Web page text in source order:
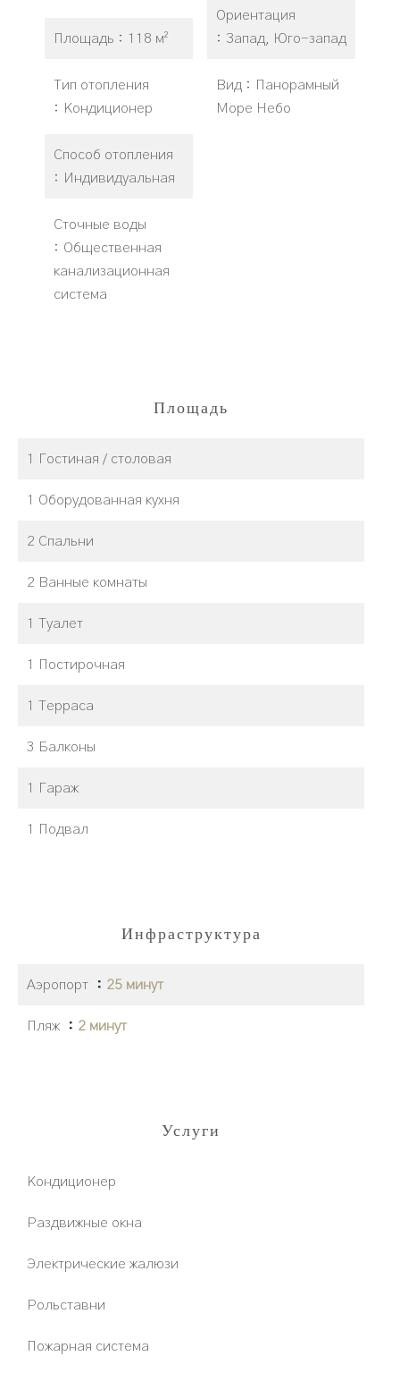
Площадь 118 м²
Тип отопления
Кондиционер
Способ отопления
Индивидуальная
Сточные воды
Общественная
канализационная
система
Ориентация
Запад, Юго-запад
Вид
Панорамный
Море Небо
Площадь
1 Гостиная / столовая
1 Оборудованная кухня
2 Спальни
2 Ванные комнаты
1 Туалет
1 Постирочная
1 Терраса
3 Балконы
1 Гараж
1 Подвал
Инфраструктура
Аэропорт 25 минут
Пляж 2 минут
Услуги
Кондиционер
Раздвижные окна
Электрические жалюзи
Рольставни
Пожарная система